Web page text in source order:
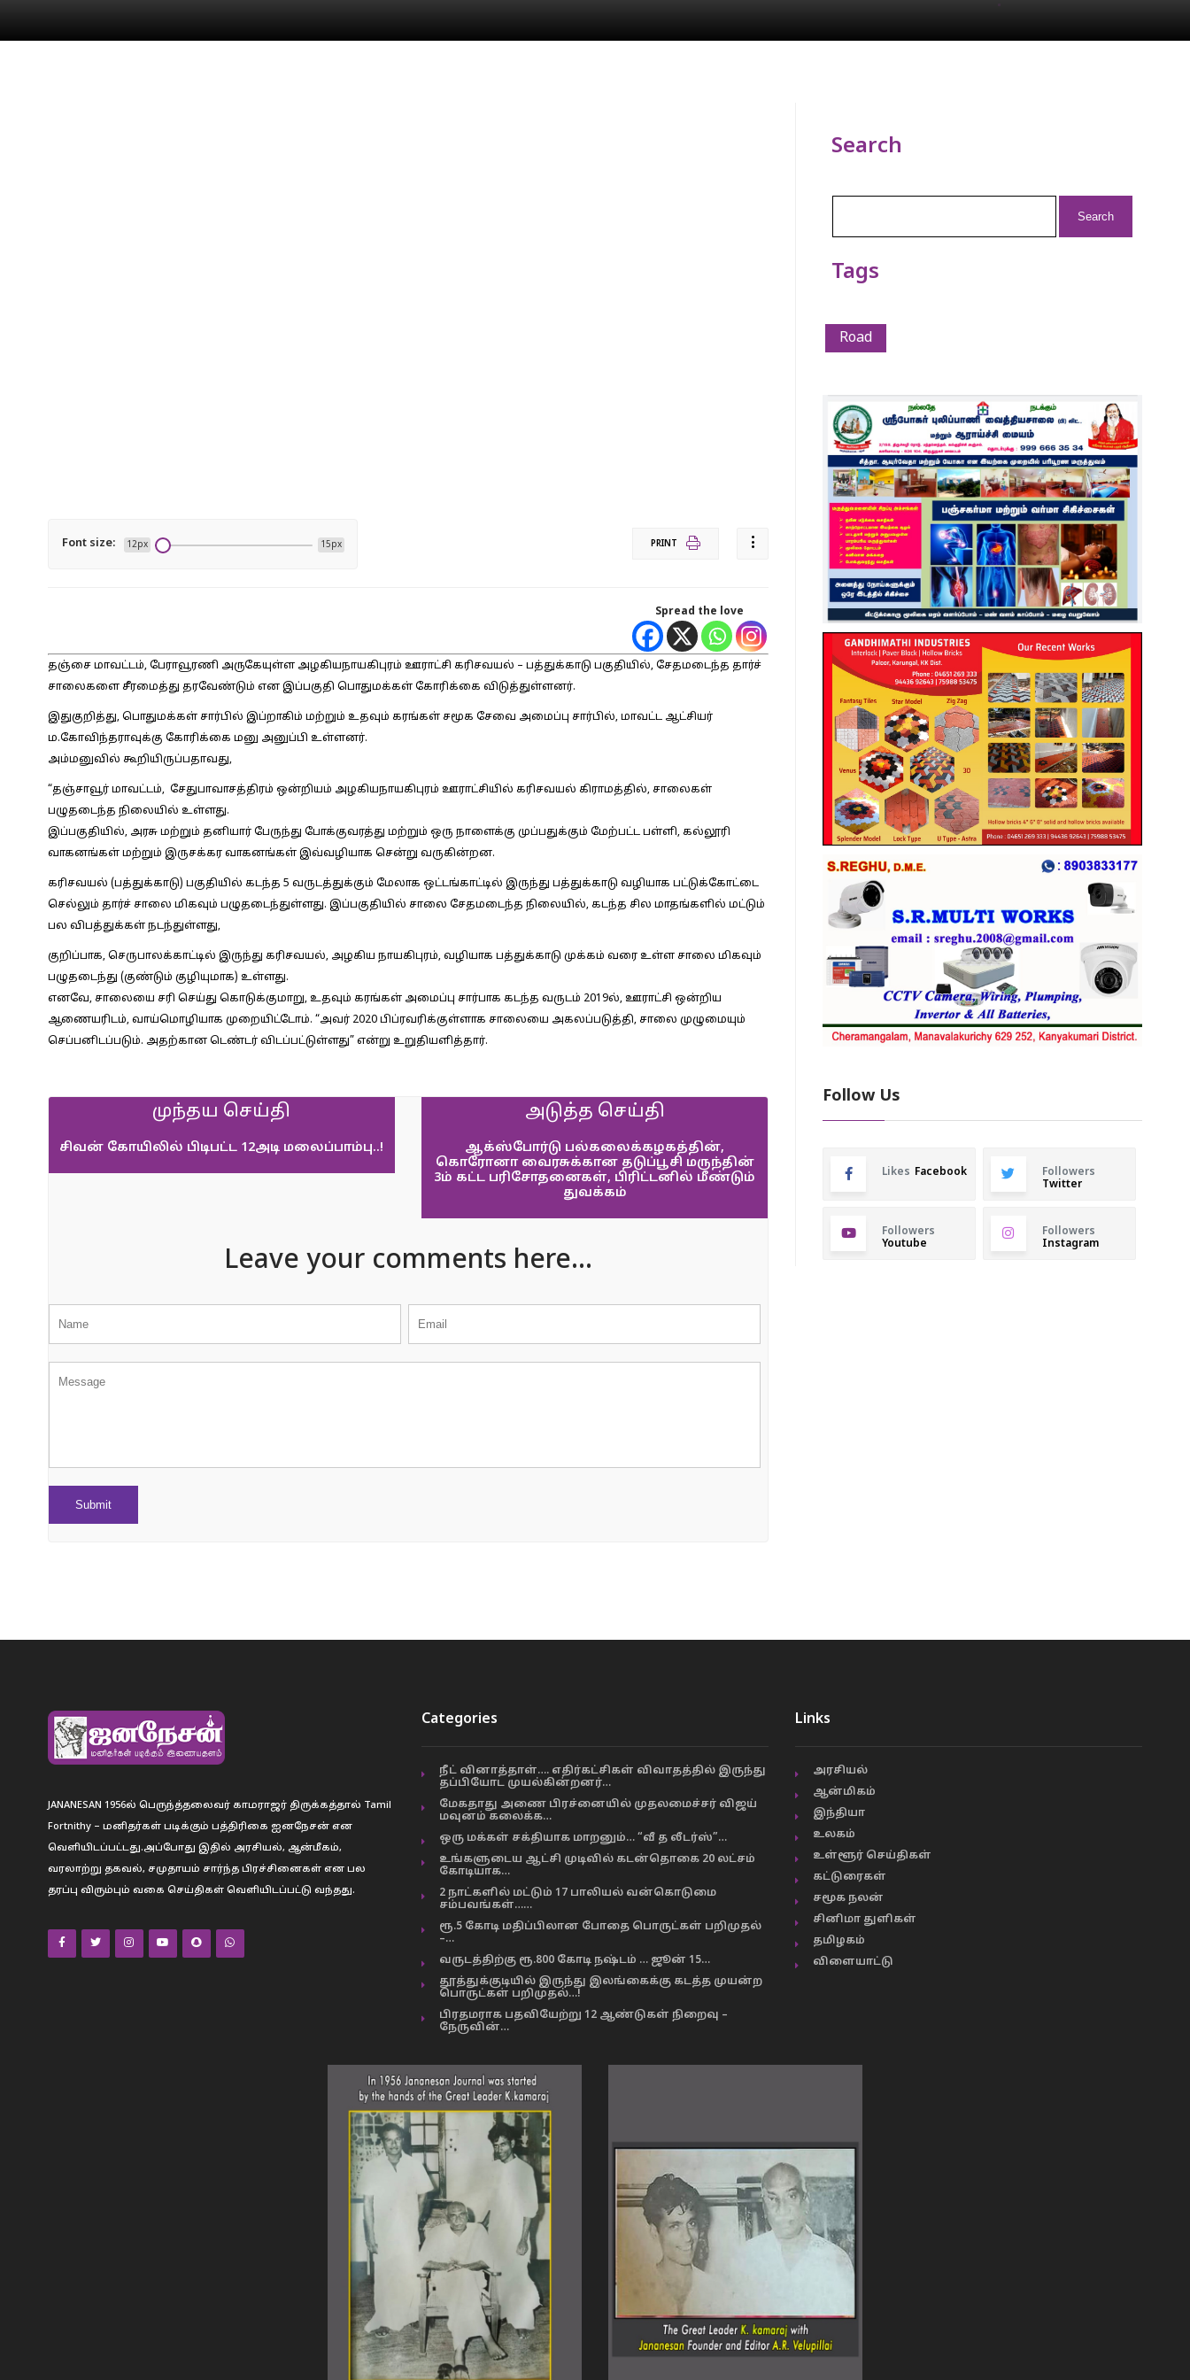
Font size: 12px 15px PRINT
Spread the love
தஞ்சை மாவட்டம், பேராவூரணி அருகேயுள்ள அழகியநாயகிபுரம் ஊராட்சி கரிசவயல் – பத்துக்காடு பகுதியில், சேதமடைந்த தார்ச்
சாலைகளை சீரமைத்து தரவேண்டும் என இப்பகுதி பொதுமக்கள் கோரிக்கை விடுத்துள்ளனர்.
இதுகுறித்து, பொதுமக்கள் சார்பில் இப்றாகிம் மற்றும் உதவும் கரங்கள் சமூக சேவை அமைப்பு சார்பில், மாவட்ட ஆட்சியர்
ம.கோவிந்தராவுக்கு கோரிக்கை மனு அனுப்பி உள்ளனர்.
அம்மனுவில் கூறியிருப்பதாவது,
“தஞ்சாவூர் மாவட்டம், சேதுபாவாசத்திரம் ஒன்றியம் அழகியநாயகிபுரம் ஊராட்சியில் கரிசவயல் கிராமத்தில், சாலைகள்
பழுதடைந்த நிலையில் உள்ளது.
இப்பகுதியில், அரசு மற்றும் தனியார் பேருந்து போக்குவரத்து மற்றும் ஒரு நாளைக்கு முப்பதுக்கும் மேற்பட்ட பள்ளி, கல்லூரி
வாகனங்கள் மற்றும் இருசக்கர வாகனங்கள் இவ்வழியாக சென்று வருகின்றன.
கரிசவயல் (பத்துக்காடு) பகுதியில் கடந்த 5 வருடத்துக்கும் மேலாக ஒட்டங்காட்டில் இருந்து பத்துக்காடு வழியாக பட்டுக்கோட்டை
செல்லும் தார்ச் சாலை மிகவும் பழுதடைந்துள்ளது. இப்பகுதியில் சாலை சேதமடைந்த நிலையில், கடந்த சில மாதங்களில் மட்டும்
பல விபத்துக்கள் நடந்துள்ளது,
குறிப்பாக, செருபாலக்காட்டில் இருந்து கரிசவயல், அழகிய நாயகிபுரம், வழியாக பத்துக்காடு முக்கம் வரை உள்ள சாலை மிகவும்
பழுதடைந்து (குண்டும் குழியுமாக) உள்ளது.
எனவே, சாலையை சரி செய்து கொடுக்குமாறு, உதவும் கரங்கள் அமைப்பு சார்பாக கடந்த வருடம் 2019ல், ஊராட்சி ஒன்றிய
ஆணையரிடம், வாய்மொழியாக முறையிட்டோம். “அவர் 2020 பிப்ரவரிக்குள்ளாக சாலையை அகலப்படுத்தி, சாலை முழுமையும்
செப்பனிடப்படும். அதற்கான டெண்டர் விடப்பட்டுள்ளது” என்று உறுதியளித்தார்.
முந்தய செய்தி
சிவன் கோயிலில் பிடிபட்ட 12அடி மலைப்பாம்பு..!
அடுத்த செய்தி
ஆக்ஸ்போர்டு பல்கலைக்கழகத்தின்,
கொரோனா வைரசுக்கான தடுப்பூசி மருந்தின்
3ம் கட்ட பரிசோதனைகள், பிரிட்டனில் மீண்டும்
துவக்கம்
Leave your comments here...
Search
Tags
Road
Follow Us
Likes Facebook
Followers
Twitter
Followers
Youtube
Followers
Instagram
JANANESAN 1956ல் பெருந்த்தலைவர் காமராஜர் திருக்கத்தால் Tamil
Fortnithy – மனிதர்கள் படிக்கும் பத்திரிகை ஐனநேசன் என
வெளியிடப்பட்டது.அப்போது இதில் அரசியல், ஆன்மீகம்,
வரலாற்று தகவல், சமுதாயம் சார்ந்த பிரச்சினைகள் என பல
தரப்பு விரும்பும் வகை செய்திகள் வெளியிடப்பட்டு வந்தது.
Categories
நீட் வினாத்தாள்…. எதிர்கட்சிகள் விவாதத்தில் இருந்து
தப்பியோட முயல்கின்றனர்…
மேகதாது அணை பிரச்னையில் முதலமைச்சர் விஜய்
மவுனம் கலைக்க…
ஒரு மக்கள் சக்தியாக மாறனும்… “வீ த லீடர்ஸ்”…
உங்களுடைய ஆட்சி முடிவில் கடன்தொகை 20 லட்சம்
கோடியாக…
2 நாட்களில் மட்டும் 17 பாலியல் வன்கொடுமை
சம்பவங்கள்……
ரூ.5 கோடி மதிப்பிலான போதை பொருட்கள் பறிமுதல்
–…
வருடத்திற்கு ரூ.800 கோடி நஷ்டம் … ஜூன் 15…
தூத்துக்குடியில் இருந்து இலங்கைக்கு கடத்த முயன்ற
பொருட்கள் பறிமுதல்…!
பிரதமராக பதவியேற்று 12 ஆண்டுகள் நிறைவு –
நேருவின்…
Links
அரசியல்
ஆன்மிகம்
இந்தியா
உலகம்
உள்ளூர் செய்திகள்
கட்டுரைகள்
சமூக நலன்
சினிமா துளிகள்
தமிழகம்
விளையாட்டு